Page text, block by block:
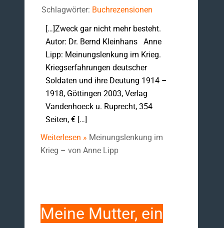
Schlagwörter: Buchrezensionen
[…]Zweck gar nicht mehr besteht.
Autor: Dr. Bernd Kleinhans Anne
Lipp: Meinungslenkung im Krieg.
Kriegserfahrungen deutscher
Soldaten und ihre Deutung 1914 –
1918, Göttingen 2003, Verlag
Vandenhoeck u. Ruprecht, 354
Seiten, € […]
Weiterlesen » Meinungslenkung im
Krieg – von Anne Lipp
Meine Mutter, ein